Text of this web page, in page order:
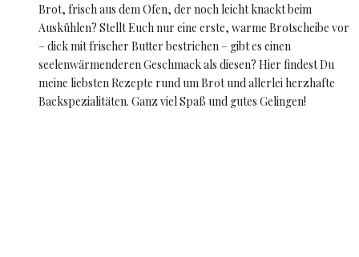
Brot, frisch aus dem Ofen, der noch leicht knackt beim
Auskühlen? Stellt Euch nur eine erste, warme Brotscheibe vor
– dick mit frischer Butter bestrichen – gibt es einen
seelenwärmenderen Geschmack als diesen? Hier findest Du
meine liebsten Rezepte rund um Brot und allerlei herzhafte
Backspezialitäten. Ganz viel Spaß und gutes Gelingen!